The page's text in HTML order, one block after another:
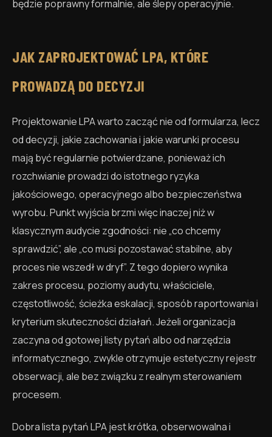
będzie poprawny formalnie, ale ślepy operacyjnie.
JAK ZAPROJEKTOWAĆ LPA, KTÓRE
PROWADZĄ DO DECYZJI
Projektowanie LPA warto zacząć nie od formularza, lecz
od decyzji, jakie zachowania i jakie warunki procesu
mają być regularnie potwierdzane, ponieważ ich
rozchwianie prowadzi do istotnego ryzyka
jakościowego, operacyjnego albo bezpieczeństwa
wyrobu. Punkt wyjścia brzmi więc inaczej niż w
klasycznym audycie zgodności: nie „co chcemy
sprawdzić”, ale „co musi pozostawać stabilne, aby
proces nie wszedł w dryf”. Z tego dopiero wynika
zakres procesu, poziomy audytu, właściciele,
częstotliwość, ścieżka eskalacji, sposób raportowania i
kryterium skuteczności działań. Jeżeli organizacja
zaczyna od gotowej listy pytań albo od narzędzia
informatycznego, zwykle otrzymuje estetyczny rejestr
obserwacji, ale bez związku z realnym sterowaniem
procesem.
Dobra lista pytań LPA jest krótka, obserwowalna i